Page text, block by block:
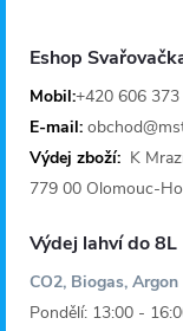
Eshop
Mobil:+420 606
E-mail:
Výdej zboží: K
779 00 Olomouc-
Výdej lahví do 8L
CO2, Biogas, Argon
Pondělí: 13:00 -